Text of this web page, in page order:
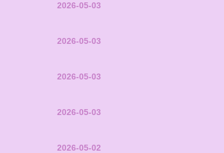
2026-05-03
2026-05-03
2026-05-03
2026-05-03
2026-05-02